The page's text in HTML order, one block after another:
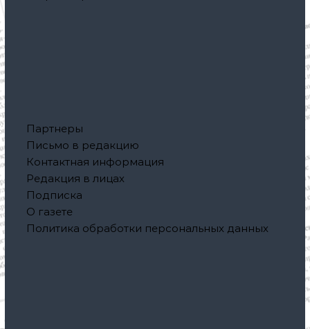
Партнеры
Письмо в редакцию
Контактная информация
Редакция в лицах
Подписка
О газете
Политика обработки персональных данных